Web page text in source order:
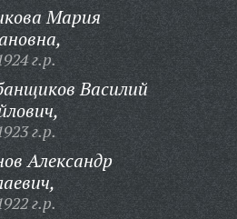
Мария
г.р.
Василий
г.р.
Александр
г.р.